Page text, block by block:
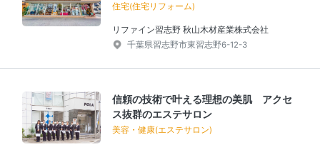
住宅(住宅リフォーム)
リファイン習志野 秋山木材産業株式会社
千葉県習志野市東習志野6-12-3
信頼の技術で叶える理想の美肌 アクセ
ス抜群のエステサロン
美容・健康(エステサロン)